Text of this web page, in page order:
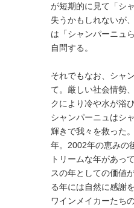
が短期的に見て「シ
失うかもしれないが
は「シャンパーニュ
自問する。
それでもなお、シャ
て。厳しい社会情勢
クにより冷や水が浴
シャンパーニュはシ
輝きで我々を救った
年。2002年の恵みの
トリームな年があっ
スの年としての価値
る年には自然に感謝
ワインメイカーたち